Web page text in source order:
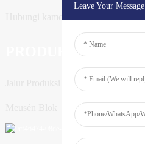
Jalur Produksi Tiang
Leave Your Message